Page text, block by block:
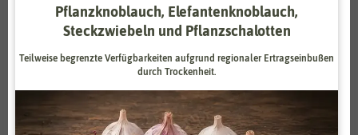
Gartenprodukte vom Fachmann
Glendenning gegründet und mittlerweile an seine beiden
Söhne weitergegeben. Garland ist ein Hersteller für
Plastikprodukte, insbesondere im Garten-, und
Pflanzenzuchtbereich und hat sich auf Anzuchttöpfe
spezialisiert. Mittlerweile werden auch viele plastikfreie
einzuwilligen und die Einwilligung zu einem späteren
Zeitpunkt zu ändern oder zu widerrufen. Weitere
Informationen zur Verwendung personenbezogener Daten und
den Diensten erklären wir in unsererDaten­schutz­erklärung
Statistik
Pflanzknoblauch, Elefantenknoblauch,
Steckzwiebeln und Pflanzschalotten
Teilweise begrenzte Verfügbarkeiten aufgrund regionaler Ertragseinbußen
durch Trockenheit.